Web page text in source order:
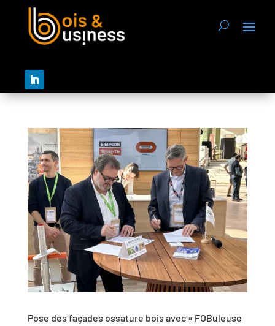
Pose des façades ossature bois avec « FOBuleuse